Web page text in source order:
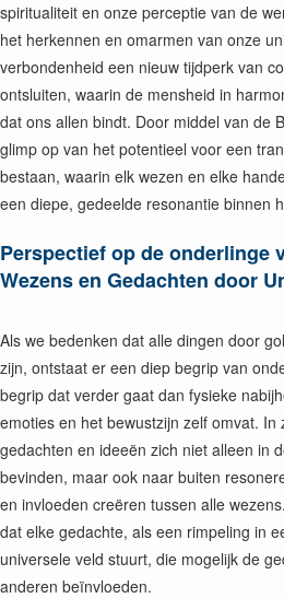
spiritualiteit en onze perceptie van de
het herkennen en omarmen van onze
verbondenheid een nieuw tijdperk van
ontsluiten, waarin de mensheid in
dat ons allen bindt. Door middel van de
glimp op van het potentieel voor een
bestaan, waarin elk wezen en elke
een diepe, gedeelde resonantie binnen
Perspectief op de onderlinge
Wezens en Gedachten door
Als we bedenken dat alle dingen door
zijn, ontstaat er een diep begrip van
begrip dat verder gaat dan fysieke
emoties en het bewustzijn zelf omvat. In
gedachten en ideeën zich niet alleen in
bevinden, maar ook naar buiten
en invloeden creëren tussen alle
dat elke gedachte, als een rimpeling in
universele veld stuurt, die mogelijk de
anderen beïnvloeden.